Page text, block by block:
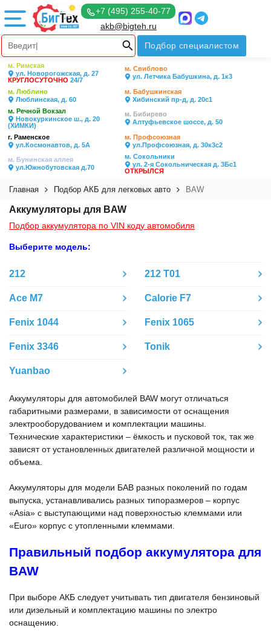
+7 (495) 255-40-77
akb@bigteh.ru
Подбор специалистом
м. Римская
ул. Новорогожская, д. 27
КРУГЛОСУТОЧНО 24/7
м. Свиблово
ул. Летчика Бабушкина, д. 1к3
м. Люблино
Люблинская, д. 60
м. Бабушкинская
Хибинский пр-д, д. 20с1
м. Речной Вокзал
Новокуркинское ш., д. 20
(ХИМКИ)
м. Бибирево
Алтуфьевское шоссе, д. 50
г. Раменское
ул.Космонавтов, д. 5А
м. Профсоюзная
ул.Профсоюзная, д. 30к3с2
м. Бунинская аллея
ул.Южнобутовская д.70
м. Сокольники
ул. 2-я Сокольническая д. 3Бс1
ОТКРЫЛСЯ
Главная Подбор АКБ для легковых авто BAW
Аккумуляторы для BAW
Подбор аккумулятора по VIN коду автомобиля
Выберите модель:
212 212 T01
Ace M7 Calorie F7
Fenix 1044 Fenix 1065
Fenix 3346 Tonik
Yuanbao
Аккумуляторы для автомобилей BAW могут отличаться
габаритными размерами, в зависимости от оснащения
электрооборудованием и комплектации машины.
Технические характеристики – ёмкость и пусковой ток, так же
зависят от установленных двигателей различной мощности и
объема.
Аккумуляторы для модели БАВ разных поколений по годам
выпуска, устанавливались разных типоразмеров – корпус
«Asia» с выступающими над поверхностью клеммами или
«Euro» корпус с утопленными клеммами.
Правильный подбор аккумулятора для
BAW
При выборе АКБ следует учитывать тип двигателя бензиновый
или дизельный и комплектацию машины по электро
оснащению.